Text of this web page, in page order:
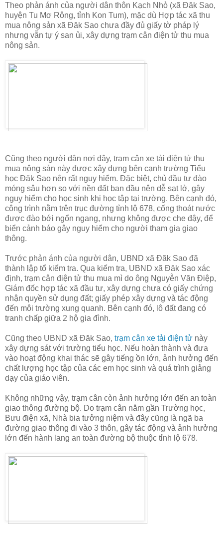
Theo phản ánh của người dân thôn Kạch Nhỏ (xã Đăk Sao,
huyện Tu Mơ Rông, tỉnh Kon Tum), mặc dù Hợp tác xã thu
mua nông sản xã Đăk Sao chưa đầy đủ giấy tờ pháp lý
nhưng vẫn tự ý san ủi, xây dựng trạm cân điện tử thu mua
nông sản.
Cũng theo người dân nơi đây, trạm cân xe tải điện tử thu
mua nông sản này được xây dựng bên cạnh trường Tiểu
học Đăk Sao nên rất nguy hiểm. Đặc biệt, chủ đầu tư đào
móng sâu hơn so với nền đất ban đầu nên dễ sạt lở, gây
nguy hiểm cho học sinh khi học tập tại trường. Bên cạnh đó,
công trình nằm trên trục đường tỉnh lộ 678, cống thoát nước
được đào bới ngổn ngang, nhưng không được che đậy, để
biển cảnh báo gây nguy hiểm cho người tham gia giao
thông.
Trước phản ánh của người dân, UBND xã Đăk Sao đã
thành lập tổ kiểm tra. Qua kiểm tra, UBND xã Đăk Sao xác
định, trạm cân điện tử thu mua mì do ông Nguyễn Văn Điệp,
Giám đốc hợp tác xã đầu tư, xây dựng chưa có giấy chứng
nhận quyền sử dụng đất; giấy phép xây dựng và tác động
đến môi trường xung quanh. Bên cạnh đó, lô đất đang có
tranh chấp giữa 2 hộ gia đình.
Cũng theo UBND xã Đăk Sao, trạm cân xe tải điện tử này
xây dựng sát với trường tiểu học. Nếu hoàn thành và đưa
vào hoạt động khai thác sẽ gây tiếng ồn lớn, ảnh hưởng đến
chất lượng học tập của các em học sinh và quá trình giảng
dạy của giáo viên.
Không những vậy, trạm cân còn ảnh hưởng lớn đến an toàn
giao thông đường bộ. Do trạm cân nằm gần Trường học,
Bưu điện xã, Nhà bia tưởng niệm và đây cũng là ngã ba
đường giao thông đi vào 3 thôn, gây tác động và ảnh hưởng
lớn đến hành lang an toàn đường bộ thuộc tỉnh lộ 678.